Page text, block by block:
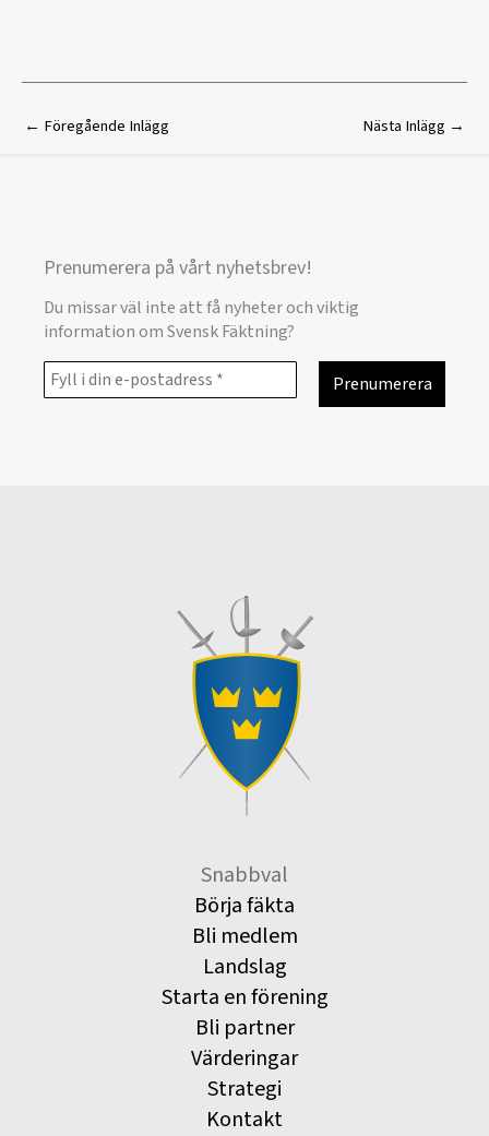
← Föregående Inlägg Nästa Inlägg →
Prenumerera på vårt nyhetsbrev!
Du missar väl inte att få nyheter och viktig
information om Svensk Fäktning?
Snabbval
Börja fäkta
Bli medlem
Landslag
Starta en förening
Bli partner
Värderingar
Strategi
Kontakt